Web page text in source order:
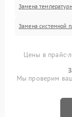
Замена
Замена системной
Цены в прайс-
Мы проверим